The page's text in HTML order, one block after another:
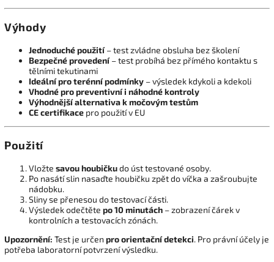
Výhody
Jednoduché použití– test zvládne obsluha bez školení
Bezpečné provedení– test probíhá bez přímého kontaktu s
tělními tekutinami
Ideální pro terénní podmínky – výsledek kdykoli a kdekoli
Vhodné pro preventivní i náhodné kontroly
Výhodnější alternativa k močovým testům
CE certifikace pro použití v EU
Použití
Vložte savou houbičkudo úst testované osoby.
Po nasátí slin nasaďte houbičku zpět do víčka a zašroubujte
nádobku.
Sliny se přenesou do testovací části.
Výsledek odečtěte po 10 minutách – zobrazení čárek v
kontrolních a testovacích zónách.
Upozornění: Test je určen pro orientační detekci. Pro právní účely je
potřeba laboratorní potvrzení výsledku.